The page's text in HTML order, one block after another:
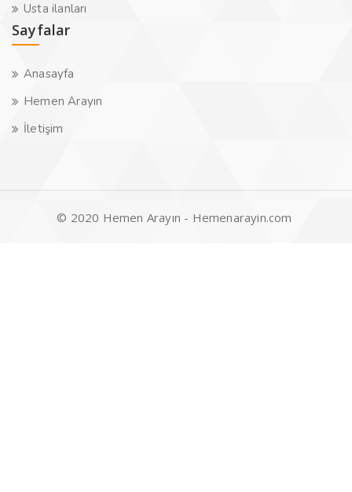
Usta ilanları
Sayfalar
Anasayfa
Hemen Arayın
İletişim
© 2020 Hemen Arayın - Hemenarayin.com